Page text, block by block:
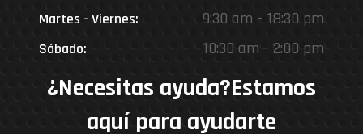
Martes - Viernes: 9:30 am - 18:30 pm
Sábado: 10:30 am - 2:00 pm
¿Necesitas ayuda?Estamos
aquí para ayudarte